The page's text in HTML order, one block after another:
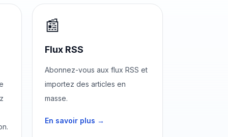
📰
Flux RSS
Abonnez-vous aux flux RSS et
importez des articles en
masse.
En savoir plus →